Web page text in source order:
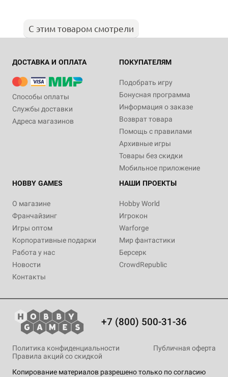
С этим товаром смотрели
ДОСТАВКА И ОПЛАТА
Способы оплаты
Службы доставки
Адреса магазинов
ПОКУПАТЕЛЯМ
Подобрать игру
Бонусная программа
Информация о заказе
Возврат товара
Помощь с правилами
Архивные игры
Товары без скидки
Мобильное приложение
HOBBY GAMES
О магазине
Франчайзинг
Игры оптом
Корпоративные подарки
Работа у нас
Новости
Контакты
НАШИ ПРОЕКТЫ
Hobby World
Игрокон
Warforge
Мир фантастики
Берсерк
CrowdRepublic
+7 (800) 500-31-36
Копирование материалов разрешено только по согласию
Политика конфиденциальности
Публичная оферта
Правила акций со скидкой